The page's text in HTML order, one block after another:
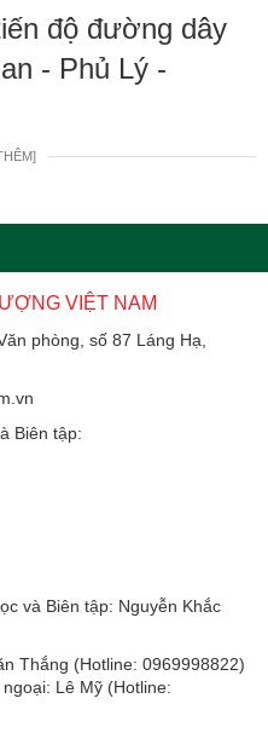
độ đường dây
- Phủ Lý -
VIỆT NAM
phòng, số 87 Láng Hạ,
Biên tập:
và Biên tập: Nguyễn Khắc
Thắng (Hotline: 0969998822)
Lê Mỹ (Hotline: